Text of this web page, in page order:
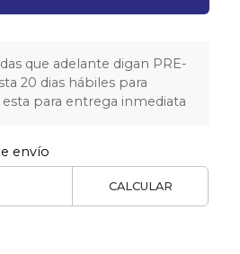
que adelante digan PRE-
20 dias hábiles para
esta para entrega inmediata
envío
CALCULAR